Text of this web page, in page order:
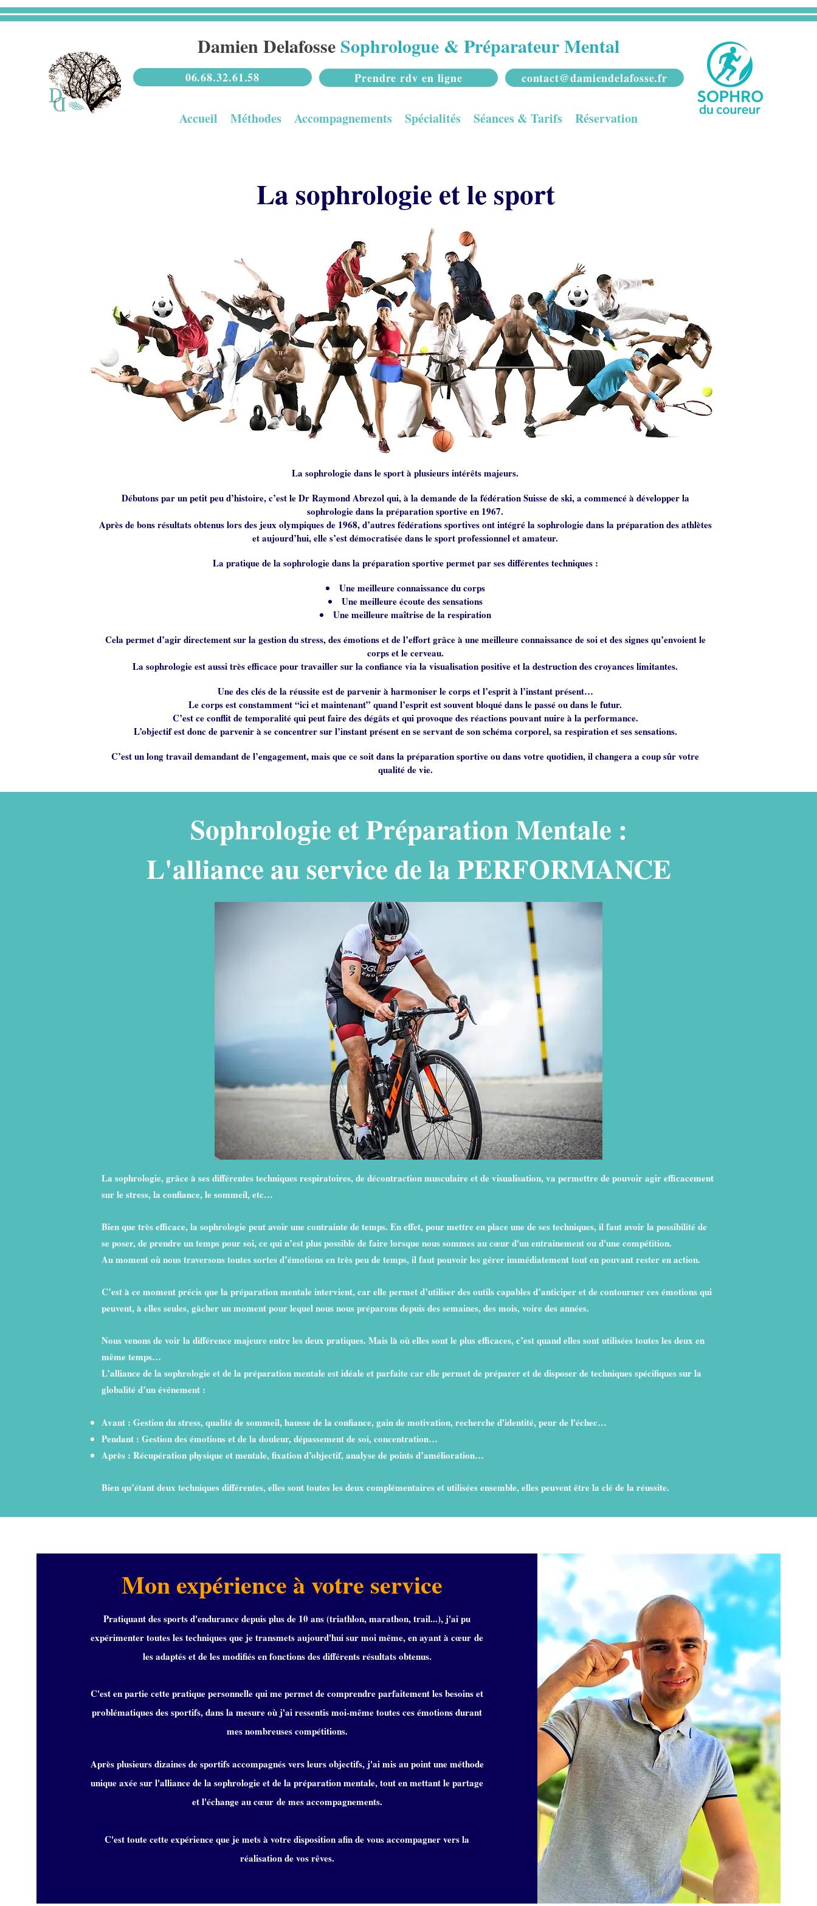
Damien Delafosse Sophrologue & Préparateur Mental
06.68.32.61.58 Prendre rdv en ligne contact@damiendelafosse.fr
Accueil Méthodes Accompagnements Spécialités Séances & Tarifs Réservation
La sophrologie et le sport
La sophrologie dans le sport à plusieurs intérêts majeurs.
Débutons par un petit peu d’histoire, c’est le Dr Raymond Abrezol qui, à la demande de la fédération Suisse de ski, a commencé à développer la
sophrologie dans la préparation sportive en 1967.
Après de bons résultats obtenus lors des jeux olympiques de 1968, d’autres fédérations sportives ont intégré la sophrologie dans la préparation des athlètes
et aujourd’hui, elle s’est démocratisée dans le sport professionnel et amateur.
La pratique de la sophrologie dans la préparation sportive permet par ses différentes techniques :
Une meilleure connaissance du corps
Une meilleure écoute des sensations
Une meilleure maîtrise de la respiration
Cela permet d’agir directement sur la gestion du stress, des émotions et de l’effort grâce à une meilleure connaissance de soi et des signes qu’envoient le
corps et le cerveau.
La sophrologie est aussi très efficace pour travailler sur la confiance via la visualisation positive et la destruction des croyances limitantes.
Une des clés de la réussite est de parvenir à harmoniser le corps et l’esprit à l’instant présent…
Le corps est constamment “ici et maintenant” quand l’esprit est souvent bloqué dans le passé ou dans le futur.
C’est ce conflit de temporalité qui peut faire des dégâts et qui provoque des réactions pouvant nuire à la performance.
L’objectif est donc de parvenir à se concentrer sur l’instant présent en se servant de son schéma corporel, sa respiration et ses sensations.
C’est un long travail demandant de l’engagement, mais que ce soit dans la préparation sportive ou dans votre quotidien, il changera a coup sûr votre
qualité de vie.
Sophrologie et Préparation Mentale :
L'alliance au service de la PERFORMANCE
La sophrologie, grâce à ses différentes techniques respiratoires, de décontraction musculaire et de visualisation, va permettre de pouvoir agir efficacement
sur le stress, la confiance, le sommeil, etc…
Bien que très efficace, la sophrologie peut avoir une contrainte de temps. En effet, pour mettre en place une de ses techniques, il faut avoir la possibilité de
se poser, de prendre un temps pour soi, ce qui n’est plus possible de faire lorsque nous sommes au cœur d'un entrainement ou d'une compétition.
Au moment où nous traversons toutes sortes d’émotions en très peu de temps, il faut pouvoir les gérer immédiatement tout en pouvant rester en action.
C’est à ce moment précis que la préparation mentale intervient, car elle permet d’utiliser des outils capables d’anticiper et de contourner ces émotions qui
peuvent, à elles seules, gâcher un moment pour lequel nous nous préparons depuis des semaines, des mois, voire des années.
Nous venons de voir la différence majeure entre les deux pratiques. Mais là où elles sont le plus efficaces, c’est quand elles sont utilisées toutes les deux en
même temps…
L’alliance de la sophrologie et de la préparation mentale est idéale et parfaite car elle permet de préparer et de disposer de techniques spécifiques sur la
globalité d’un événement :
Avant : Gestion du stress, qualité de sommeil, hausse de la confiance, gain de motivation, recherche d'identité, peur de l'échec…
Pendant : Gestion des émotions et de la douleur, dépassement de soi, concentration…
Après : Récupération physique et mentale, fixation d’objectif, analyse de points d’amélioration…
Bien qu’étant deux techniques différentes, elles sont toutes les deux complémentaires et utilisées ensemble, elles peuvent être la clé de la réussite.
Mon expérience à votre service
Pratiquant des sports d'endurance depuis plus de 10 ans (triathlon, marathon, trail...), j'ai pu
expérimenter toutes les techniques que je transmets aujourd'hui sur moi même, en ayant àcœur de
les adaptés et de les modifiés en fonctions des différents résultats obtenus.
C'est en partie cette pratique personnelle qui me permet de comprendre parfaitement les besoins et
problématiques des sportifs, dans la mesure où j'ai ressentis moi-même toutes ces émotions durant
mes nombreuses compétitions.
Après plusieurs dizaines de sportifs accompagnés vers leurs objectifs, j'ai mis au point une méthode
unique axée sur l'alliance de la sophrologie et de la préparation mentale, tout en mettant le partage
et l'échange aucœurde mes accompagnements.
C'est toute cette expérience que je mets à votre disposition afin de vous accompagner vers la
réalisation de vos rêves.